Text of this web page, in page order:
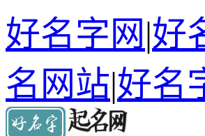
好名字网|好
名网站|好名